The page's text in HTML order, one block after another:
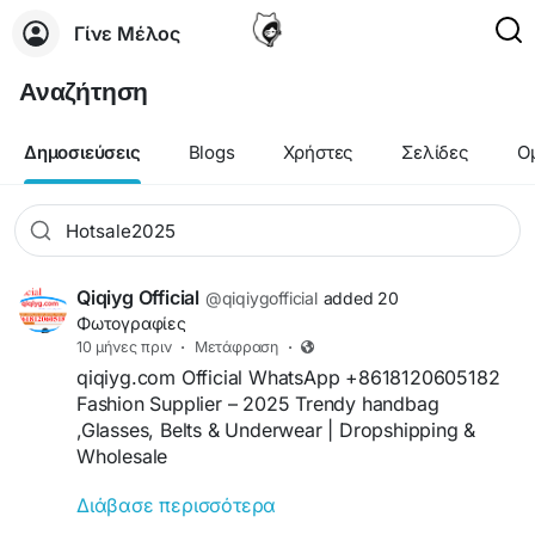
Γίνε Μέλος
Αναζήτηση
Δημοσιεύσεις Blogs Χρήστες Σελίδες
Qiqiyg Official @qiqiygofficial added 20
Φωτογραφίες
10 μήνες πριν · Μετάφραση ·
qiqiyg.com Official WhatsApp +8618120605182
Fashion Supplier – 2025 Trendy handbag
,Glasses, Belts & Underwear | Dropshipping &
Wholesale
**Description 6**
Διάβασε περισσότερα